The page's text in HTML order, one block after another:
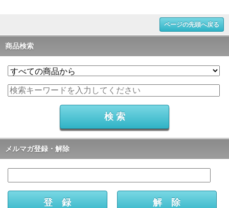
ページの先頭へ戻る
商品検索
メルマガ登録・解除